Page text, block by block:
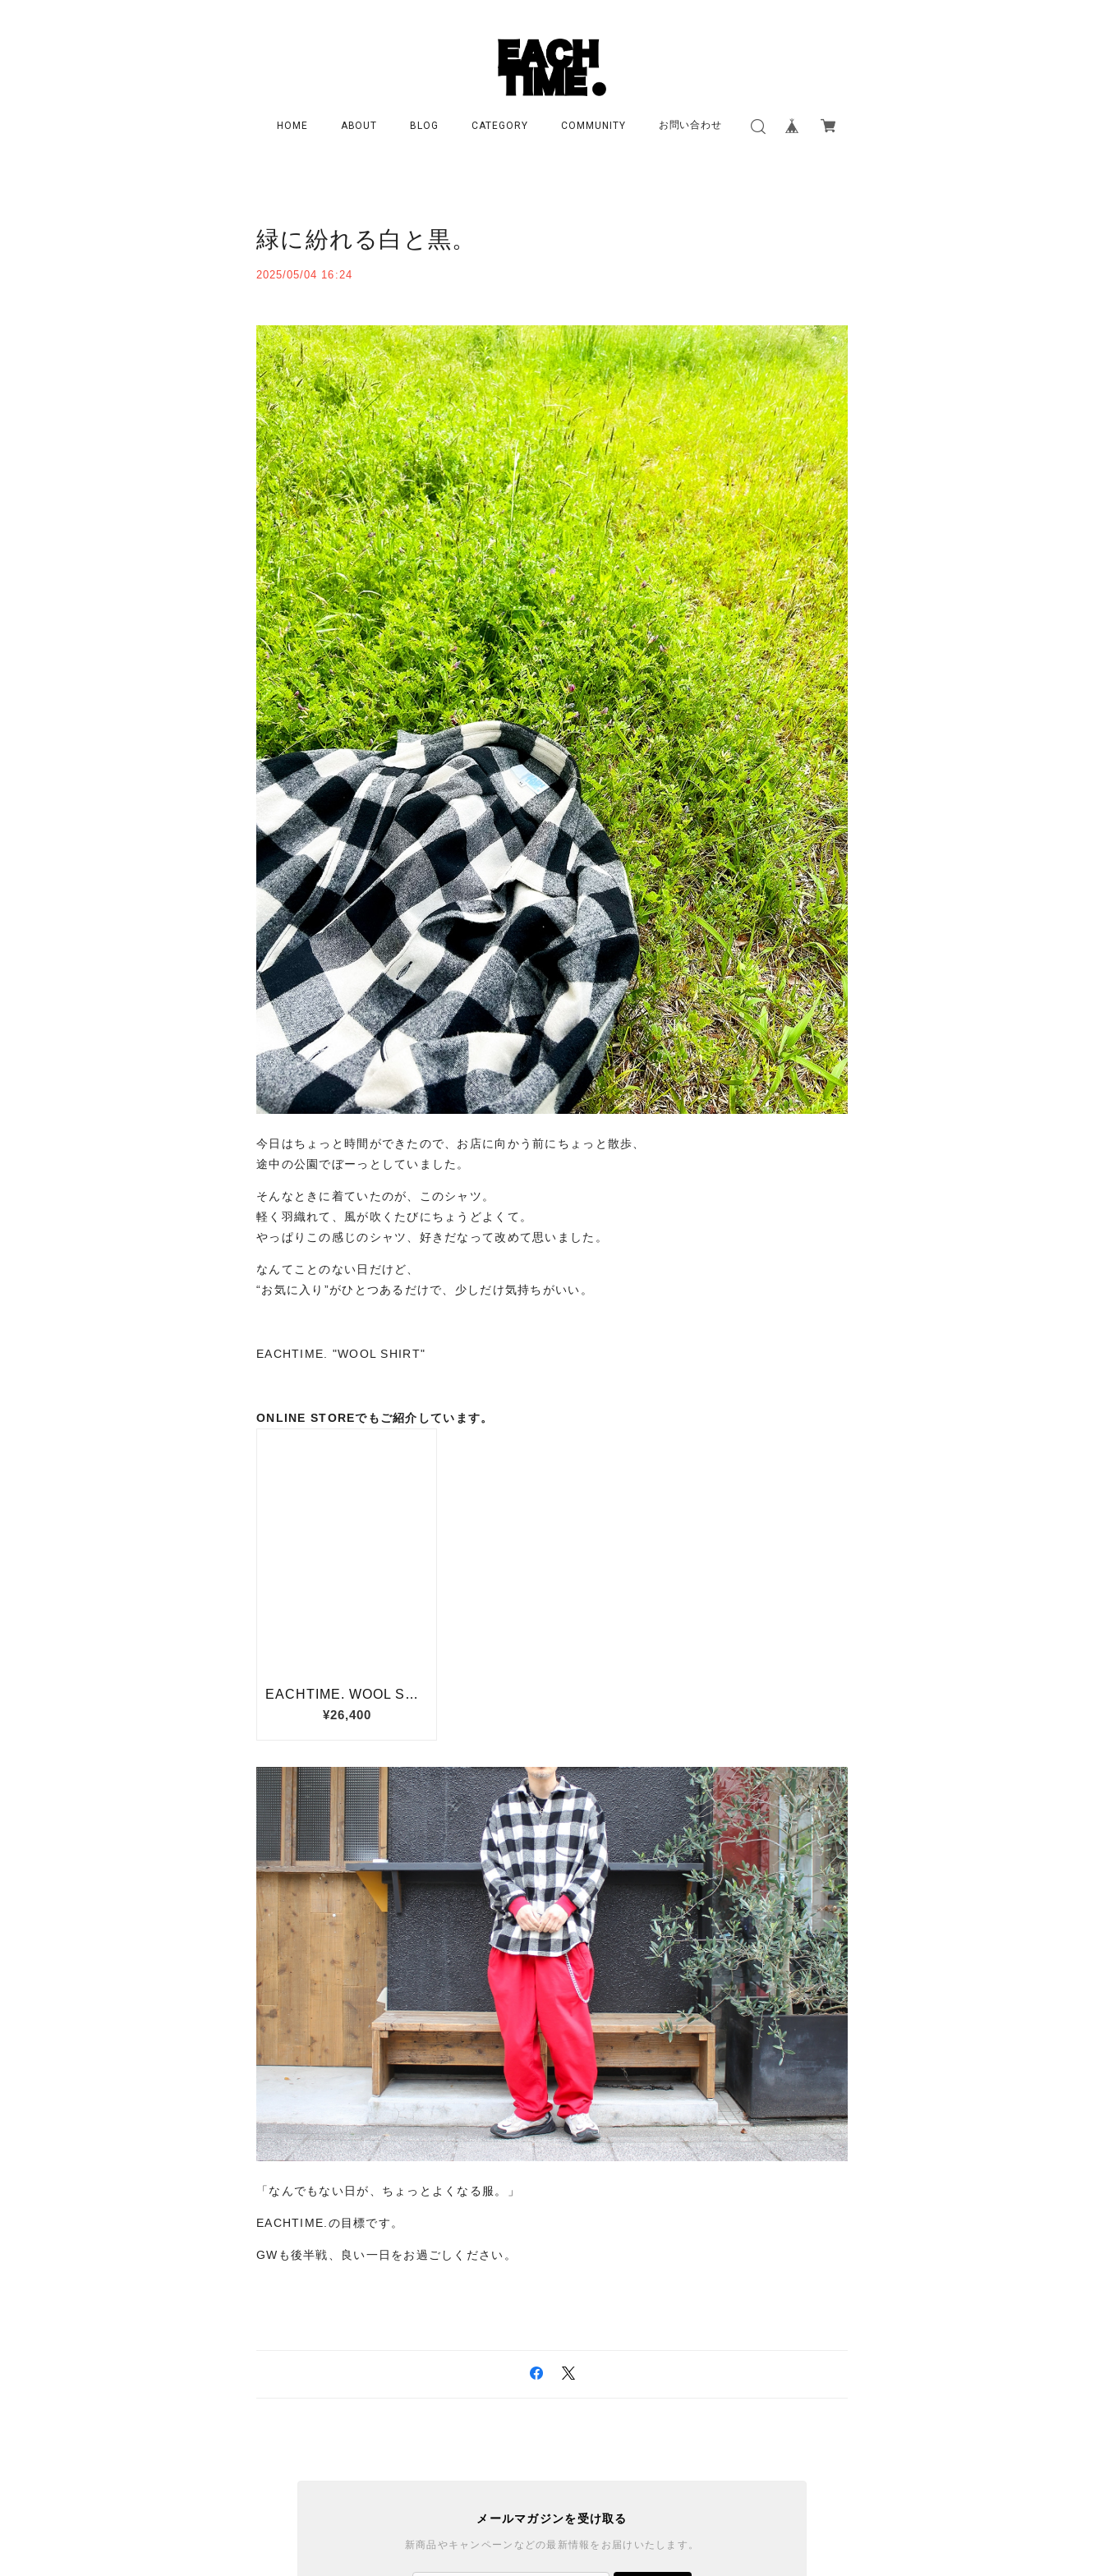
HOME ABOUT BLOG CATEGORY COMMUNITY お問い合わせ
緑に紛れる白と黒。
2025/05/04 16:24
今日はちょっと時間ができたので、お店に向かう前にちょっと散歩、
途中の公園でぼーっとしていました。
そんなときに着ていたのが、このシャツ。
軽く羽織れて、風が吹くたびにちょうどよくて。
やっぱりこの感じのシャツ、好きだなって改めて思いました。
なんてことのない日だけど、
“お気に入り”がひとつあるだけで、少しだけ気持ちがいい。
EACHTIME. "WOOL SHIRT"
ONLINE STOREでもご紹介しています。
「なんでもない日が、ちょっとよくなる服。」
EACHTIME.の目標です。
GWも後半戦、良い一日をお過ごしください。
メールマガジンを受け取る
新商品やキャンペーンなどの最新情報をお届けいたします。